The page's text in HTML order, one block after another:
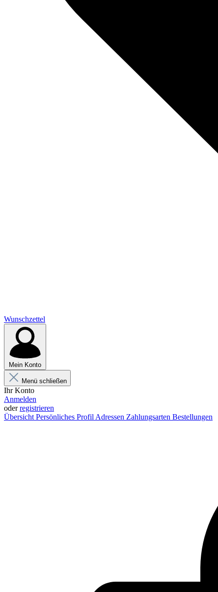
Wunschzettel
Mein Konto
Menü schließen
Ihr Konto
Anmelden
oderregistrieren
Übersicht Persönliches Profil Adressen Zahlungsarten Bestellungen